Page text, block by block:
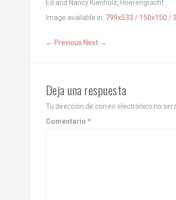
Ed and Nancy Kienholz, Hoerengracht.
Image available in: 799x533 / 150x150 /
← Previous Next →
Deja una respuesta
Tu dirección de correo electrónico no
Comentario *